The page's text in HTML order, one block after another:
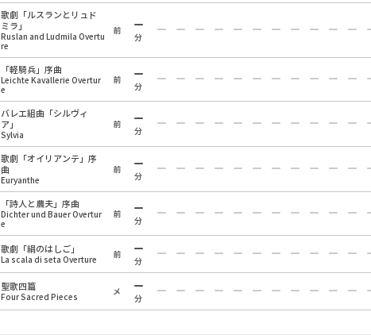
歌劇「ルスランとリュド
ミラ」
Ruslan and Ludmila Overtu
re
前
分
「軽騎兵」序曲
Leichte Kavallerie Overtur
e
前
分
バレエ組曲「シルヴィ
ア」
Sylvia
前
分
歌劇「オイリアンテ」序
曲
Euryanthe
前
分
「詩人と農夫」序曲
Dichter und Bauer Overtur
e
前
分
歌劇「絹のはしご」
La scala di seta Overture
前
分
聖歌四篇
Four Sacred Pieces
メ
分